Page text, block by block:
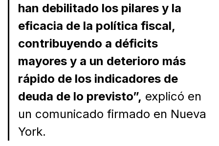
han debilitado los pilares y la
eficacia de la política fiscal,
contribuyendo a déficits
mayores y a un deterioro más
rápido de los indicadores de
deuda de lo previsto”, explicó en
un comunicado firmado en Nueva
York.